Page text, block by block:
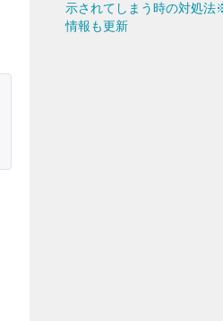
示されてしまう時の対処
情報も更新